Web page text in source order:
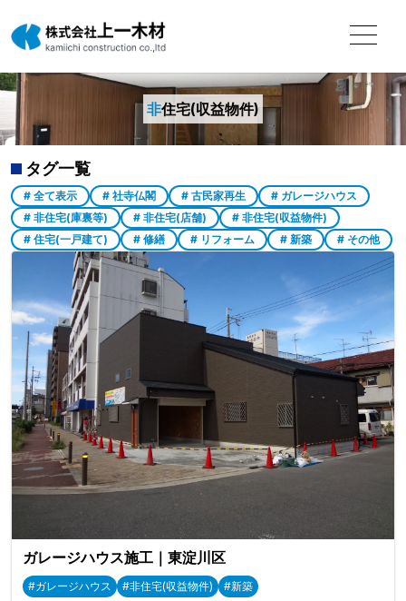
非住宅(収益物件)
ガレージハウス施工｜東淀川区
#ガレージハウス #非住宅(収益物件) #新築
タグ一覧
# 全て表示 # 社寺仏閣 # 古民家再生
# ガレージハウス
# 非住宅(庫裏等)
# 非住宅(店舗)
# 非住宅(収益物件)
# 住宅(一戸建て)
# 修繕 # リフォーム # 新築 # その他